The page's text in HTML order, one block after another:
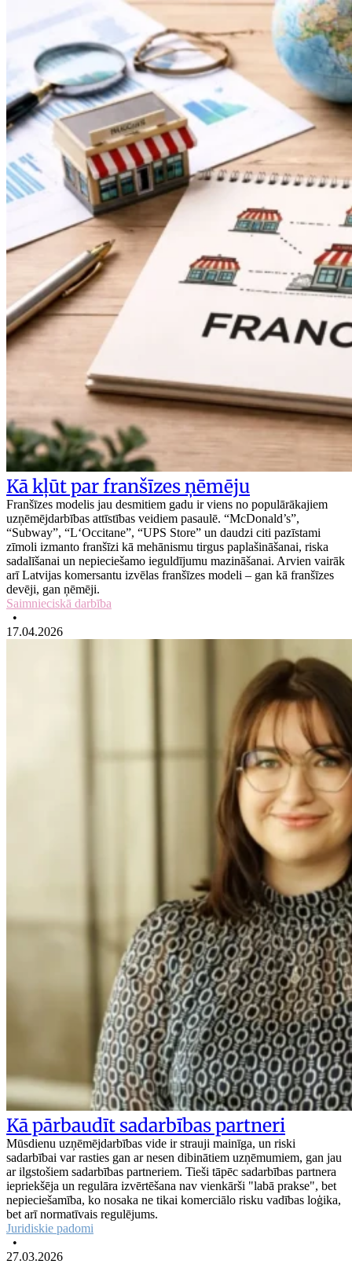
Kā kļūt par franšīzes ņēmēju
Franšīzes modelis jau desmitiem gadu ir viens no populārākajiem
uzņēmējdarbības attīstības veidiem pasaulē. “McDonald’s”,
“Subway”, “L‘Occitane”, “UPS Store” un daudzi citi pazīstami
zīmoli izmanto franšīzi kā mehānismu tirgus paplašināšanai, riska
sadalīšanai un nepieciešamo ieguldījumu mazināšanai. Arvien vairāk
arī Latvijas komersantu izvēlas franšīzes modeli – gan kā franšīzes
devēji, gan ņēmēji.
Saimnieciskā darbība
•
17.04.2026
Kā pārbaudīt sadarbības partneri
Mūsdienu uzņēmējdarbības vide ir strauji mainīga, un riski
sadarbībai var rasties gan ar nesen dibinātiem uzņēmumiem, gan jau
ar ilgstošiem sadarbības partneriem. Tieši tāpēc sadarbības partnera
iepriekšēja un regulāra izvērtēšana nav vienkārši "labā prakse", bet
nepieciešamība, ko nosaka ne tikai komerciālo risku vadības loģika,
bet arī normatīvais regulējums.
Juridiskie padomi
•
27.03.2026